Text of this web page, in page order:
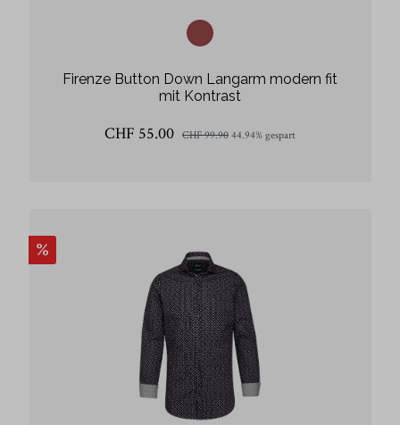
Firenze Button Down Langarm modern fit
mit Kontrast
CHF 55.00 CHF 99.90 44.94% gespart
%